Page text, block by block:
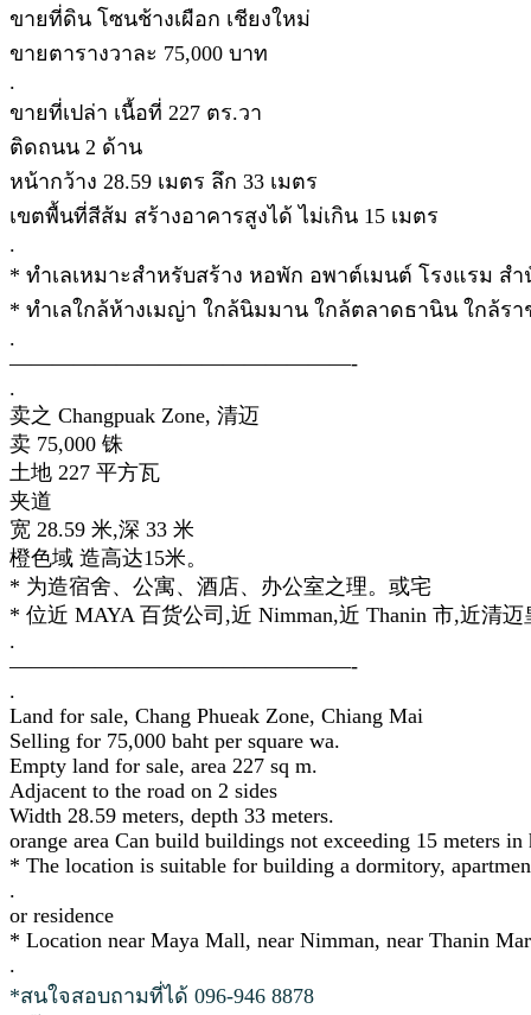
ขายที่ดิน โซนช้างเผือก เชียงใหม่
ขายตารางวาละ 75,000 บาท
.
ขายที่เปล่า เนื้อที่ 227 ตร.วา
ติดถนน 2 ด้าน
หน้ากว้าง 28.59 เมตร ลึก 33 เมตร
เขตพื้นที่สีส้ม สร้างอาคารสูงได้ ไม่เกิน 15 เมตร
.
* ทำเลเหมาะสำหรับสร้าง หอพัก อพาต์เมนต์ โรงแรม ส
* ทำเลใกล้ห้างเมญ่า ใกล้นิมมาน ใกล้ตลาดธานิน ใกล้ร
.
————————————————-
.
卖之 Changpuak Zone, 清迈
卖 75,000 铢
土地 227 平方瓦
夹道
宽 28.59 米,深 33 米
橙色域 造高达15米。
* 为造宿舍、公寓、酒店、办公室之理。或宅
* 位近 MAYA 百货公司,近 Nimman,近 Thanin 市,近清迈
.
————————————————-
.
Land for sale, Chang Phueak Zone, Chiang Mai
Selling for 75,000 baht per square wa.
Empty land for sale, area 227 sq m.
Adjacent to the road on 2 sides
Width 28.59 meters, depth 33 meters.
orange area Can build buildings not exceeding 15 meters in
* The location is suitable for building a dormitory,
.
or residence
* Location near Maya Mall, near Nimman, near Thanin
.
*สนใจสอบถามที่ได้ 096-946 8878